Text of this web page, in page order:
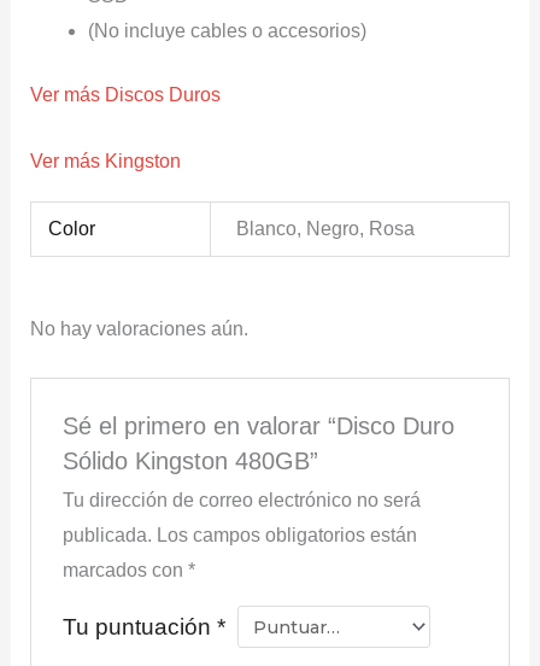
(No incluye cables o accesorios)
Ver más Discos Duros
Ver más Kingston
Color Blanco, Negro, Rosa
No hay valoraciones aún.
Sé el primero en valorar “Disco Duro
Sólido Kingston 480GB”
Tu dirección de correo electrónico no será
publicada. Los campos obligatorios están
marcados con*
Tu puntuación*